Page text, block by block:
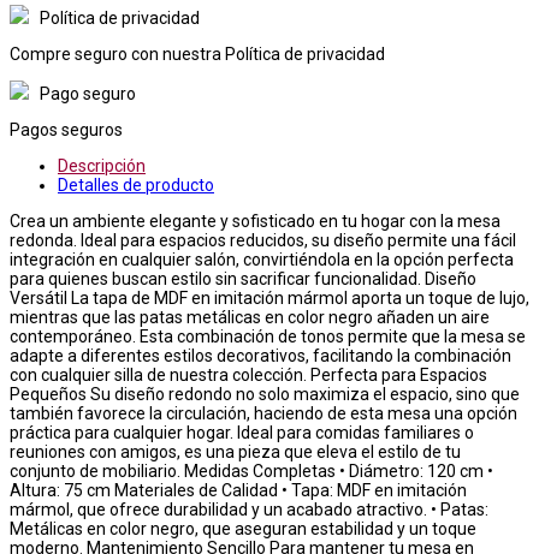
Política de privacidad
Compre seguro con nuestra Política de privacidad
Pago seguro
Pagos seguros
Descripción
Detalles de producto
Crea un ambiente elegante y sofisticado en tu hogar con la mesa
redonda. Ideal para espacios reducidos, su diseño permite una fácil
integración en cualquier salón, convirtiéndola en la opción perfecta
para quienes buscan estilo sin sacrificar funcionalidad. Diseño
Versátil La tapa de MDF en imitación mármol aporta un toque de lujo,
mientras que las patas metálicas en color negro añaden un aire
contemporáneo. Esta combinación de tonos permite que la mesa se
adapte a diferentes estilos decorativos, facilitando la combinación
con cualquier silla de nuestra colección. Perfecta para Espacios
Pequeños Su diseño redondo no solo maximiza el espacio, sino que
también favorece la circulación, haciendo de esta mesa una opción
práctica para cualquier hogar. Ideal para comidas familiares o
reuniones con amigos, es una pieza que eleva el estilo de tu
conjunto de mobiliario. Medidas Completas • Diámetro: 120 cm •
Altura: 75 cm Materiales de Calidad • Tapa: MDF en imitación
mármol, que ofrece durabilidad y un acabado atractivo. • Patas:
Metálicas en color negro, que aseguran estabilidad y un toque
moderno. Mantenimiento Sencillo Para mantener tu mesa en